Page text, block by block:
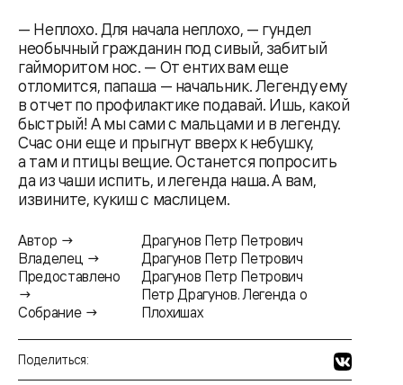
— Неплохо. Для начала неплохо, — гундел
необычный гражданин под сивый, забитый
гайморитом нос. — От ентих вам еще
отломится, папаша — начальник. Легенду ему
в отчет по профилактике подавай. Ишь, какой
быстрый! А мы сами с мальцами и в легенду.
Счас они еще и прыгнут вверх к небушку,
а там и птицы вещие. Останется попросить
да из чаши испить, и легенда наша. А вам,
извините, кукиш с маслицем.
Автор →
Владелец →
Предоставлено
→
Собрание →
Драгунов Петр Петрович
Драгунов Петр Петрович
Драгунов Петр Петрович
Петр Драгунов. Легенда о
Плохишах
Поделиться: